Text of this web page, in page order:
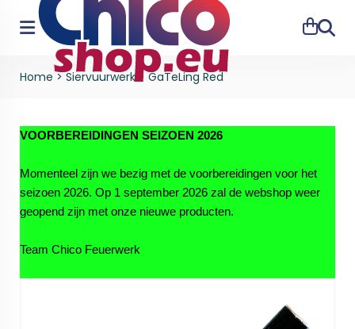
Home >Siervuurwerk >GaTeLing Red
VOORBEREIDINGEN SEIZOEN 2026
Momenteel zijn we bezig met de voorbereidingen voor het
seizoen 2026. Op 1 september 2026 zal de webshop weer
geopend zijn met onze nieuwe producten.
Team Chico Feuerwerk